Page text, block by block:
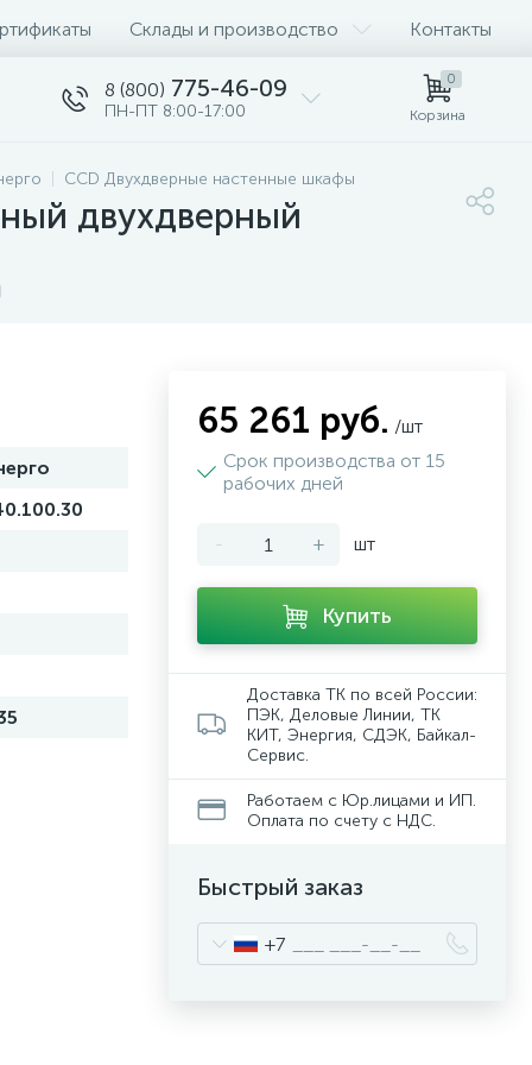
Склады и производство Контакты
8 (800) 775-46-09
ПН-ПТ 8:00-17:00
0
Корзина
CCD Двухдверные настенные шкафы
двухдверный
65 261 руб. /шт
Срок производства от 15
рабочих дней
- + шт
Купить
Доставка ТК по всей России:
ПЭК, Деловые Линии, ТК
КИТ, Энергия, СДЭК, Байкал-
Сервис.
Работаем с Юр.лицами и ИП.
Оплата по счету с НДС.
Быстрый заказ
+7